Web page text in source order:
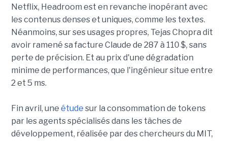
Netflix, Headroom est en revanche inopérant avec
les contenus denses et uniques, comme les textes.
Néanmoins, sur ses usages propres, Tejas Chopra dit
avoir ramené sa facture Claude de 287 à 110 $, sans
perte de précision. Et au prix d'une dégradation
minime de performances, que l'ingénieur situe entre
2 et 5 ms.
Fin avril, une étude sur la consommation de tokens
par les agents spécialisés dans les tâches de
développement, réalisée par des chercheurs du MIT,